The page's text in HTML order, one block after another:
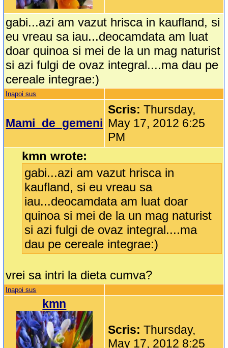
gabi...azi am vazut hrisca in kaufland, si
eu vreau sa iau...deocamdata am luat
doar quinoa si mei de la un mag naturist
si azi fulgi de ovaz integral....ma dau pe
cereale integrae:)
Inapoi sus
Mami_de_gemeni
Scris:Thursday,
May 17, 2012 6:25
PM
kmn wrote:
gabi...azi am vazut hrisca in
kaufland, si eu vreau sa
iau...deocamdata am luat doar
quinoa si mei de la un mag naturist
si azi fulgi de ovaz integral....ma
dau pe cereale integrae:)
vrei sa intri la dieta cumva?
Inapoi sus
kmn
Scris:Thursday,
May 17, 2012 8:25